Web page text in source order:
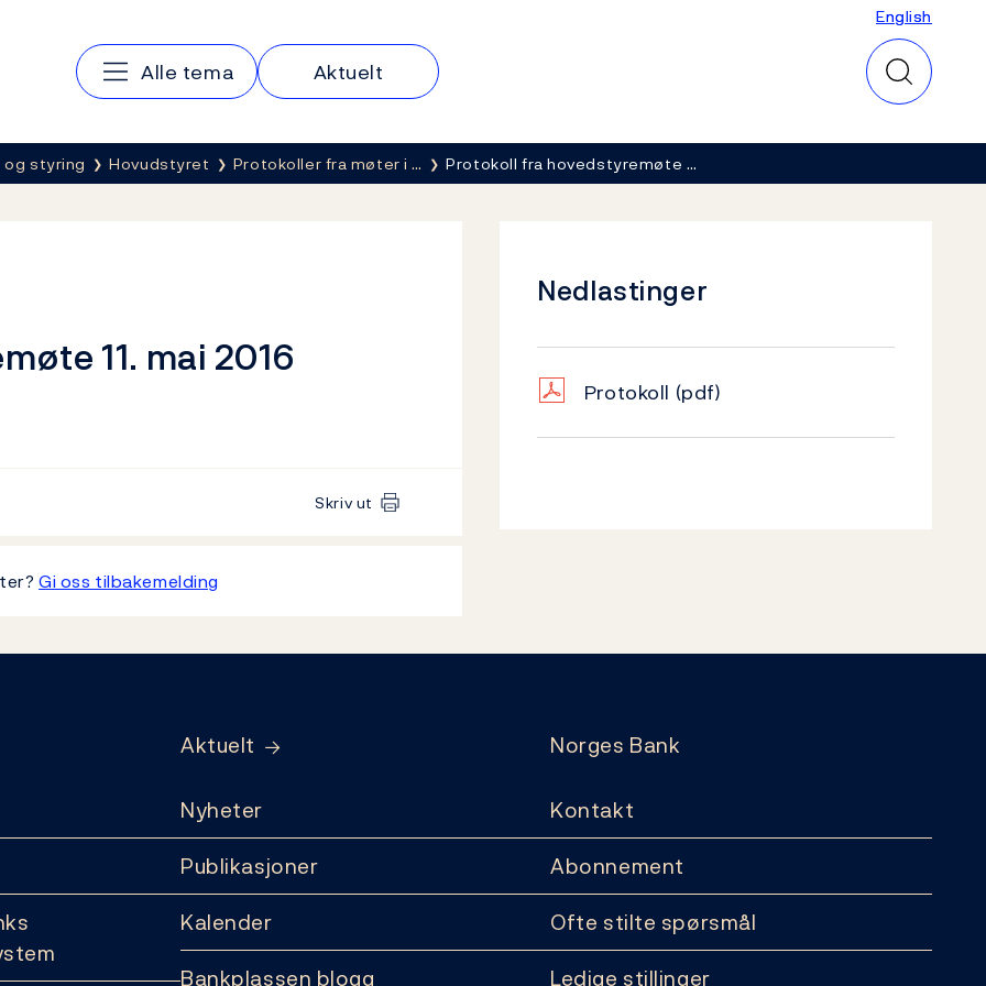
Hovedmeny
Alle tema Aktuelt
English
English
og styring Hovudstyret Protokoller fra møter i … Protokoll fra hovedstyremøte …
11. mai 2016
Skriv ut
Gi oss tilbakemelding
Nedlastinger
Protokoll (pdf)
Aktuelt
Nyheter
Publikasjoner
Kalender
Bankplassen blogg
Norges Bank
Kontakt
Abonnement
Ofte stilte spørsmål
Ledige stillinger